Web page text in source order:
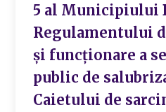
5 al Municipiului
Regulamentului
și funcționare a
public de
Caietului de